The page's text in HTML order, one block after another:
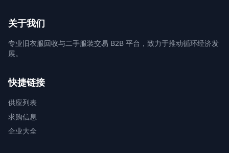
关于我们
专业旧衣服回收与二手服装交易 B2B 平台，致力于推动循环经济发
展。
快捷链接
供应列表
求购信息
企业大全